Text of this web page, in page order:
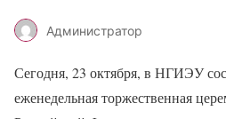
Администратор
Сегодня, 23 октября, в НГИЭУ
еженедельная торжественная